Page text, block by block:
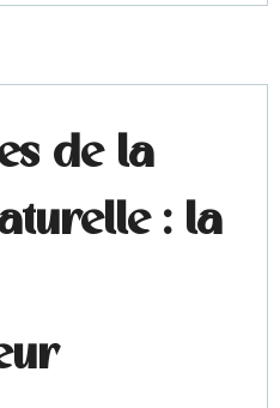
de la
: la